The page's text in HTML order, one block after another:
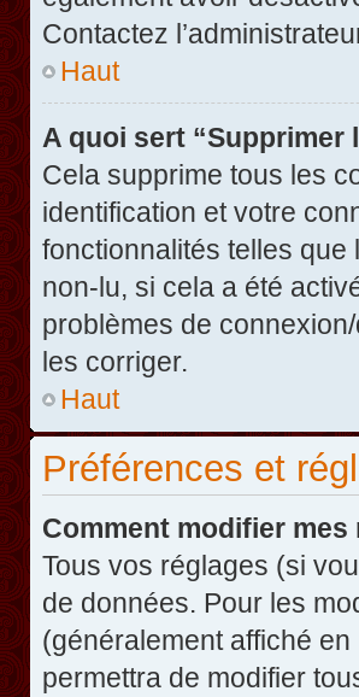
Contactez
Haut
A quoi sert “Supprimer
Cela supprime tous les
identification et votre
fonctionnalités telles que
non-lu, si cela a été
problèmes de
les corriger.
Haut
Préférences et
Comment modifier mes
Tous vos réglages (si
de données. Pour les
(généralement affiché
permettra de modifier